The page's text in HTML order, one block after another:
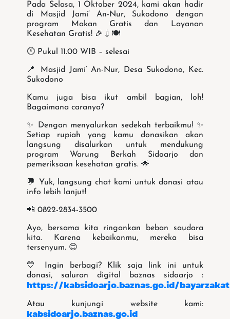
Pada Selasa, 1 Oktober 2024, kami akan hadir
di Masjid Jami’ An-Nur, Sukodono dengan
program Makan Gratis dan Layanan
Kesehatan Gratis! 🎉💉🍽️
🕚 Pukul 11.00 WIB – selesai
📍 Masjid Jami’ An-Nur, Desa Sukodono, Kec.
Sukodono
Kamu juga bisa ikut ambil bagian, loh!
Bagaimana caranya?
✨ Dengan menyalurkan sedekah terbaikmu! ✨
Setiap rupiah yang kamu donasikan akan
langsung disalurkan untuk mendukung
program Warung Berkah Sidoarjo dan
pemeriksaan kesehatan gratis. 🌟
💬 Yuk, langsung chat kami untuk donasi atau
info lebih lanjut!
📲 0822-2834-3500
Ayo, bersama kita ringankan beban saudara
kita. Karena kebaikanmu, mereka bisa
tersenyum. 😊
💛 Ingin berbagi? Klik saja link ini untuk
donasi, saluran digital baznas sidoarjo :
https://kabsidoarjo.baznas.go.id/bayarzakat
Atau kunjungi website kami:
kabsidoarjo.baznas.go.id